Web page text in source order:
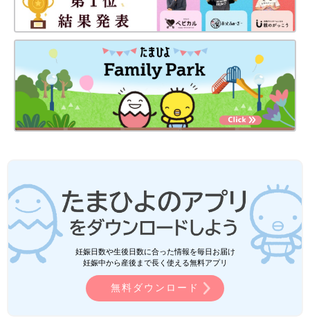
妊娠日数や生後日数に合った情報を毎日お届け
妊娠中から産後まで長く使える無料アプリ
無料ダウンロード